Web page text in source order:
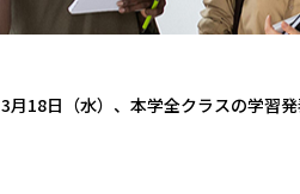
3月18日（水）、本学全クラスの学習発